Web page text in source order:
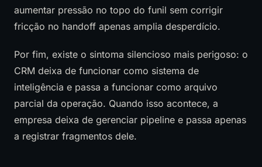
aumentar pressão no topo do funil sem corrigir
fricção no handoff apenas amplia desperdício.
Por fim, existe o sintoma silencioso mais perigoso: o
CRM deixa de funcionar como sistema de
inteligência e passa a funcionar como arquivo
parcial da operação. Quando isso acontece, a
empresa deixa de gerenciar pipeline e passa apenas
a registrar fragmentos dele.